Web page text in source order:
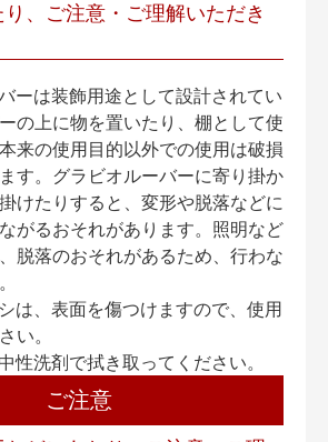
、ご注意・ご理解いただき
ーは装飾用途として設計されてい
の上に物を置いたり、棚として使
来の使用目的以外での使用は破損
す。グラビオルーバーに寄り掛か
けたりすると、変形や脱落などに
がるおそれがあります。照明など
脱落のおそれがあるため、行わな
は、表面を傷つけますので、使用
い。
性洗剤で拭き取ってください。
ご注意